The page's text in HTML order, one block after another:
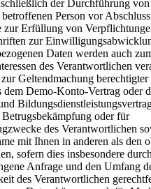
der Durchführung
Person vor
zur Erfüllung von
zur
Daten werden auch
des Verantwortlichen
Geltendmachung
dem Demo-Konto-Vertrag oder
oder für
des Verantwortlichen
mit Ihnen in anderen als den
sofern dies insbesondere
Anfrage und den Umfang
des Verantwortlichen